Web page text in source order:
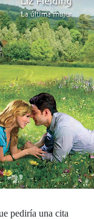
pediría una cita